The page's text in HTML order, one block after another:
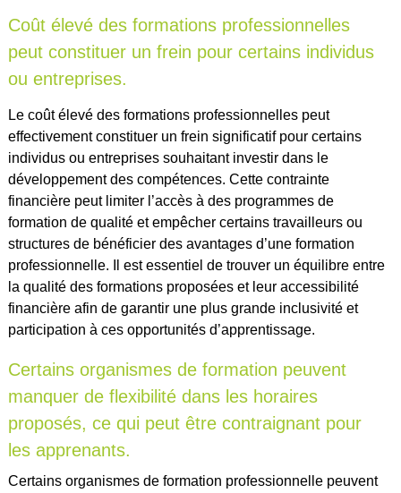
Coût élevé des formations professionnelles
peut constituer un frein pour certains individus
ou entreprises.
Le coût élevé des formations professionnelles peut
effectivement constituer un frein significatif pour certains
individus ou entreprises souhaitant investir dans le
développement des compétences. Cette contrainte
financière peut limiter l’accès à des programmes de
formation de qualité et empêcher certains travailleurs ou
structures de bénéficier des avantages d’une formation
professionnelle. Il est essentiel de trouver un équilibre entre
la qualité des formations proposées et leur accessibilité
financière afin de garantir une plus grande inclusivité et
participation à ces opportunités d’apprentissage.
Certains organismes de formation peuvent
manquer de flexibilité dans les horaires
proposés, ce qui peut être contraignant pour
les apprenants.
Certains organismes de formation professionnelle peuvent